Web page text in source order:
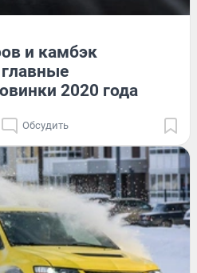
и камбэк
2020 года
Обсудить